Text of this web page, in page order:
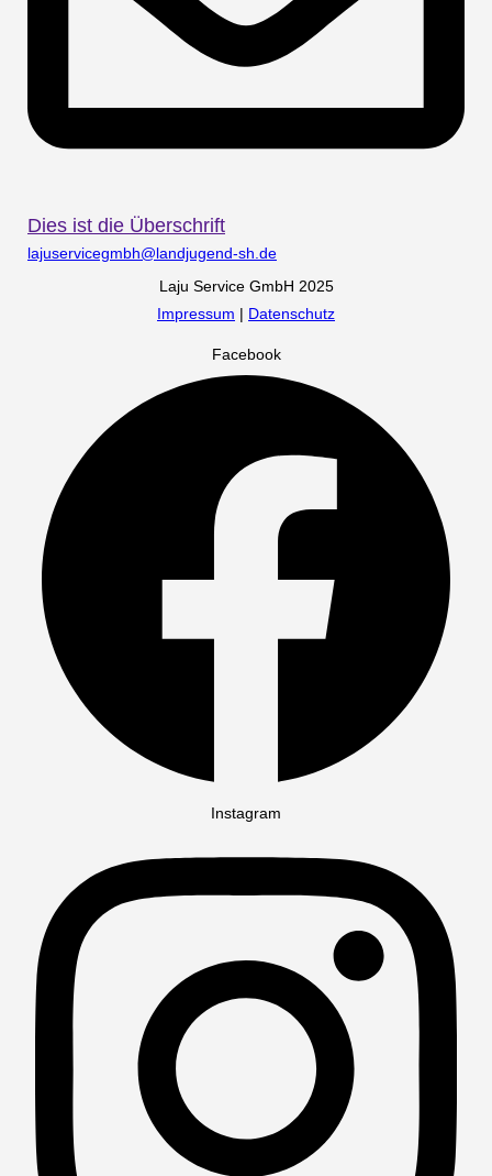
Dies ist die Überschrift
lajuservicegmbh@landjugend-sh.de
Laju Service GmbH 2025
Impressum | Datenschutz
Facebook
Instagram